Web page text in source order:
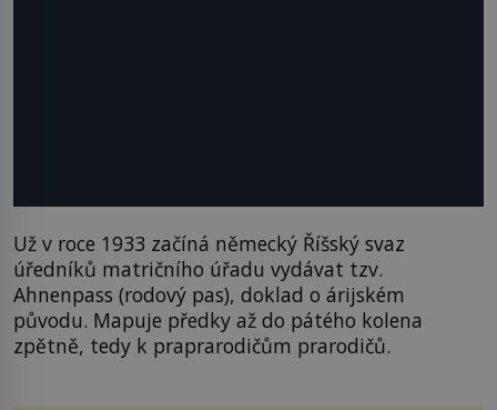
Už v roce 1933 začíná německý Říšský svaz
úředníků matričního úřadu vydávat tzv.
Ahnenpass (rodový pas), doklad o árijském
původu. Mapuje předky až do pátého kolena
zpětně, tedy k praprarodičům prarodičů.